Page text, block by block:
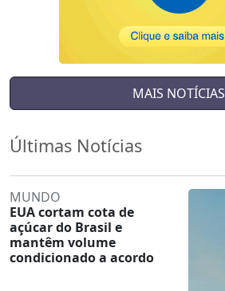
MAIS NOTÍCIAS
Últimas Notícias
MUNDO
EUA cortam cota de
açúcar do Brasil e
mantêm volume
condicionado a acordo